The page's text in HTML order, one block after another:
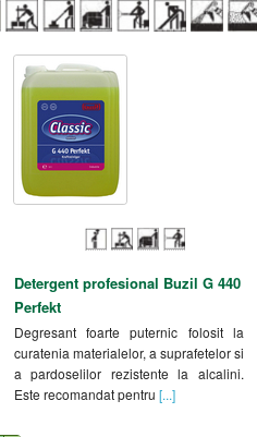
Detergent profesional Buzil G 440
Perfekt
Degresant foarte puternic folosit la
curatenia materialelor, a suprafetelor si
a pardoselilor rezistente la alcalini.
Este recomandat pentru [...]